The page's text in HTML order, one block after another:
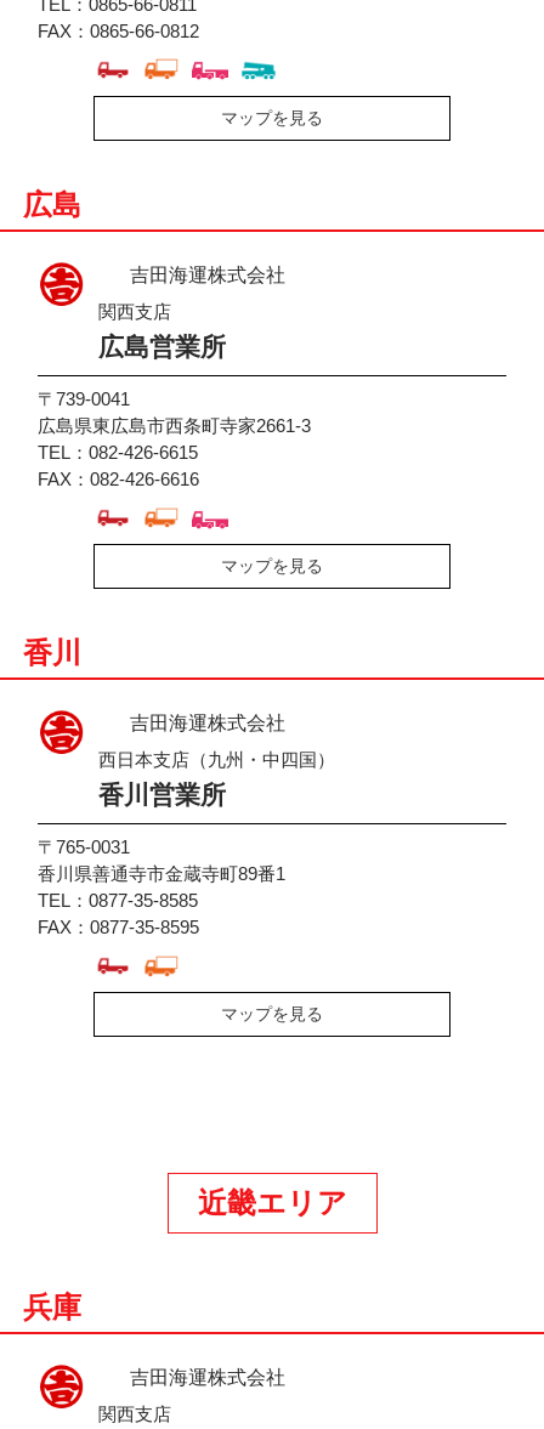
FAX：0865-66-0812
マップを見る
広島
吉田海運株式会社
関西支店
広島営業所
〒739-0041
広島県東広島市西条町寺家2661-3
TEL：082-426-6615
FAX：082-426-6616
マップを見る
香川
吉田海運株式会社
西日本支店（九州・中四国）
香川営業所
〒765-0031
香川県善通寺市金蔵寺町89番1
TEL：0877-35-8585
FAX：0877-35-8595
マップを見る
近畿エリア
兵庫
吉田海運株式会社
関西支店